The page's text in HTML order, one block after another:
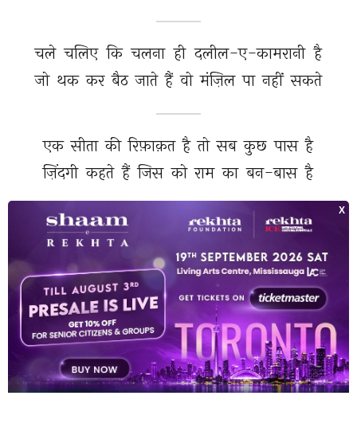
चले चलिए कि चलना ही दलील-ए-कामरानी है
जो थक कर बैठ जाते हैं वो मंज़िल पा नहीं सकते
एक सीता की रिफ़ाक़त है तो सब कुछ पास है
ज़िंदगी कहते हैं जिस को राम का बन-बास है
गुमशुदगी ही अस्ल यारो राह-नुमाई करती है
राह दिखाने वाले पहले बरसों राह भटकते हैं
सभी के दीप सुंदर हैं हमारे क्या तुम्हारे क्या
उजाला हर तरफ़ है इस किनारे उस किनारे क्या